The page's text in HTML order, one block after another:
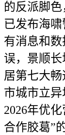
的反派脚
已发布海
有消息和
误，景顺长
居第七大畅
市城市立
2026年优
合作胶葛”